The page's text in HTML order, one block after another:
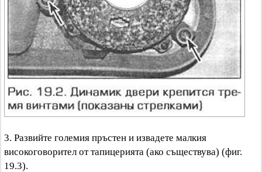
3. Развийте големия пръстен и извадете малкия
високоговорител от тапицерията (ако съществува) (фиг.
19.3).